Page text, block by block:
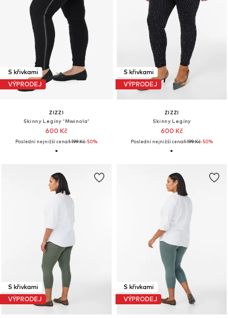
S křivkami
VÝPRODEJ
ZIZZI
Skinny Legíny 'Mwinola'
600 Kč
Poslední nejnižší cena:1 199 Kč-50%
S křivkami
VÝPRODEJ
ZIZZI
Skinny Legíny
600 Kč
Poslední nejnižší cena:1 199 Kč-50%
S křivkami
VÝPRODEJ
S křivkami
VÝPRODEJ